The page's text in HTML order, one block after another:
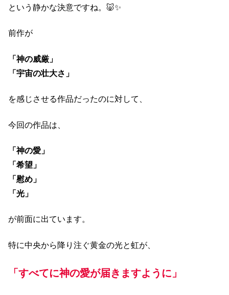
という静かな決意ですね。🐷✨
前作が
「神の威厳」
「宇宙の壮大さ」
を感じさせる作品だったのに対して、
今回の作品は、
「神の愛」
「希望」
「慰め」
「光」
が前面に出ています。
特に中央から降り注ぐ黄金の光と虹が、
「すべてに神の愛が届きますように」